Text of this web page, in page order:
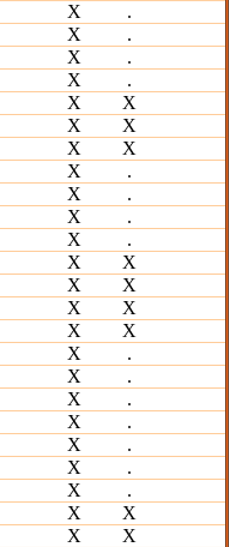
Х
.
Х
.
Х
.
Х
.
X
Х
Х
Х
X
X
Х
.
X
.
X
.
X
.
X
X
X
Х
X
Х
X
Х
X
.
X
.
X
.
Х
.
X
.
X
.
X
.
X
Х
Х
Х